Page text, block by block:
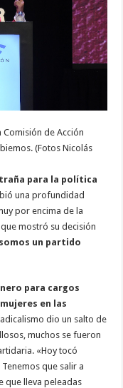
de Acción
(Fotos Nicolás
para la política
una profundidad
por encima de la
mostró su decisión
un partido
para cargos
en las
dio un salto de
muchos se fueron
«Hoy tocó
que salir a
que lleva peleadas